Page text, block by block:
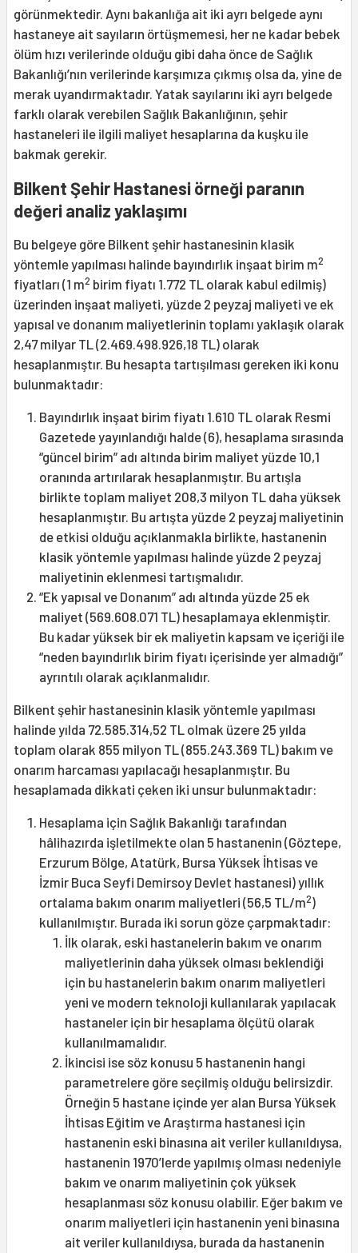
görünmektedir. Aynı bakanlığa ait iki ayrı belgede aynı
hastaneye ait sayıların örtüşmemesi, her ne kadar bebek
ölüm hızı verilerinde olduğu gibi daha önce de Sağlık
Bakanlığı’nın verilerinde karşımıza çıkmış olsa da, yine de
merak uyandırmaktadır. Yatak sayılarını iki ayrı belgede
farklı olarak verebilen Sağlık Bakanlığının, şehir
hastaneleri ile ilgili maliyet hesaplarına da kuşku ile
bakmak gerekir.
Bilkent Şehir Hastanesi örneği paranın
değeri analiz yaklaşımı
Bu belgeye göre Bilkent şehir hastanesinin klasik
yöntemle yapılması halinde bayındırlık inşaat birim m2
fiyatları (1 m2 birim fiyatı 1.772 TL olarak kabul edilmiş)
üzerinden inşaat maliyeti, yüzde 2 peyzaj maliyeti ve ek
yapısal ve donanım maliyetlerinin toplamı yaklaşık olarak
2,47 milyar TL (2.469.498.926,18 TL) olarak
hesaplanmıştır. Bu hesapta tartışılması gereken iki konu
bulunmaktadır:
Bayındırlık inşaat birim fiyatı 1.610 TL olarak Resmi
Gazetede yayınlandığı halde (6), hesaplama sırasında
“güncel birim” adı altında birim maliyet yüzde 10,1
oranında artırılarak hesaplanmıştır. Bu artışla
birlikte toplam maliyet 208,3 milyon TL daha yüksek
hesaplanmıştır. Bu artışta yüzde 2 peyzaj maliyetinin
de etkisi olduğu açıklanmakla birlikte, hastanenin
klasik yöntemle yapılması halinde yüzde 2 peyzaj
maliyetinin eklenmesi tartışmalıdır.
“Ek yapısal ve Donanım” adı altında yüzde 25 ek
maliyet (569.608.071 TL) hesaplamaya eklenmiştir.
Bu kadar yüksek bir ek maliyetin kapsam ve içeriği ile
“neden bayındırlık birim fiyatı içerisinde yer almadığı”
ayrıntılı olarak açıklanmalıdır.
Bilkent şehir hastanesinin klasik yöntemle yapılması
halinde yılda 72.585.314,52 TL olmak üzere 25 yılda
toplam olarak 855 milyon TL (855.243.369 TL) bakım ve
onarım harcaması yapılacağı hesaplanmıştır. Bu
hesaplamada dikkati çeken iki unsur bulunmaktadır:
Hesaplama için Sağlık Bakanlığı tarafından
hâlihazırda işletilmekte olan 5 hastanenin (Göztepe,
Erzurum Bölge, Atatürk, Bursa Yüksek İhtisas ve
İzmir Buca Seyfi Demirsoy Devlet hastanesi) yıllık
ortalama bakım onarım maliyetleri (56,5 TL/m2)
kullanılmıştır. Burada iki sorun göze çarpmaktadır:
İlk olarak, eski hastanelerin bakım ve onarım
maliyetlerinin daha yüksek olması beklendiği
için bu hastanelerin bakım onarım maliyetleri
yeni ve modern teknoloji kullanılarak yapılacak
hastaneler için bir hesaplama ölçütü olarak
kullanılmamalıdır.
İkincisi ise söz konusu 5 hastanenin hangi
parametrelere göre seçilmiş olduğu belirsizdir.
Örneğin 5 hastane içinde yer alan Bursa Yüksek
İhtisas Eğitim ve Araştırma hastanesi için
hastanenin eski binasına ait veriler kullanıldıysa,
hastanenin 1970’lerde yapılmış olması nedeniyle
bakım ve onarım maliyetinin çok yüksek
hesaplanması söz konusu olabilir. Eğer bakım ve
onarım maliyetleri için hastanenin yeni binasına
ait veriler kullanıldıysa, burada da hastanenin